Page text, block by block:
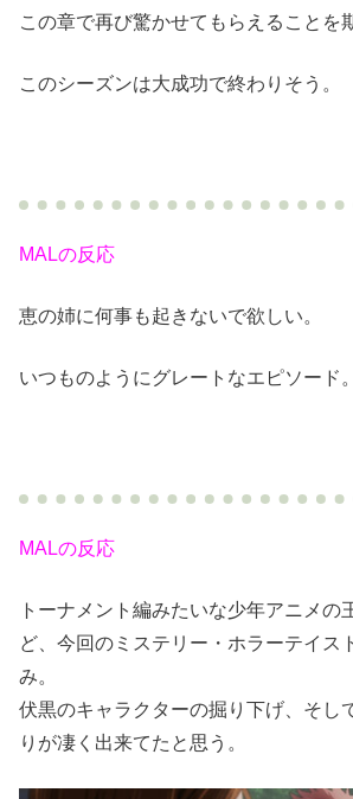
この章で再び驚かせてもらえることを
このシーズンは大成功で終わりそう。
MALの反応
恵の姉に何事も起きないで欲しい。
いつものようにグレートなエピソード。
MALの反応
トーナメント編みたいな少年アニメの
ど、今回のミステリー・ホラーテイス
み。
伏黒のキャラクターの掘り下げ、そし
りが凄く出来てたと思う。